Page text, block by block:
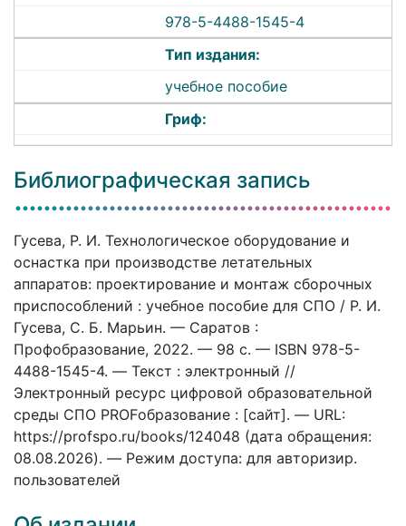
978-5-4488-1545-4
Тип издания:
учебное пособие
Гриф:
Библиографическая запись
Гусева, Р. И. Технологическое оборудование и
оснастка при производстве летательных
аппаратов: проектирование и монтаж сборочных
приспособлений : учебное пособие для СПО / Р. И.
Гусева, С. Б. Марьин. — Саратов :
Профобразование, 2022. — 98 c. — ISBN 978-5-
4488-1545-4. — Текст : электронный //
Электронный ресурс цифровой образовательной
среды СПО PROFобразование : [сайт]. — URL:
https://profspo.ru/books/124048 (дата обращения:
08.08.2026). — Режим доступа: для авторизир.
пользователей